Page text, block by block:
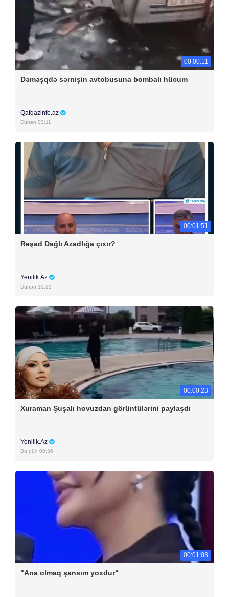
00:00:11
Dəməşqdə sərnişin avtobusuna bombalı hücum
Qafqazinfo.az
Dünən 03:11
00:01:51
Rəşad Dağlı Azadlığa çıxır?
Yenilik.Az
Dünən 19:31
00:00:23
Xuraman Şuşalı hovuzdan görüntülərini paylaşdı
Yenilik.Az
Bu gün 08:36
00:01:03
"Ana olmaq şansım yoxdur"